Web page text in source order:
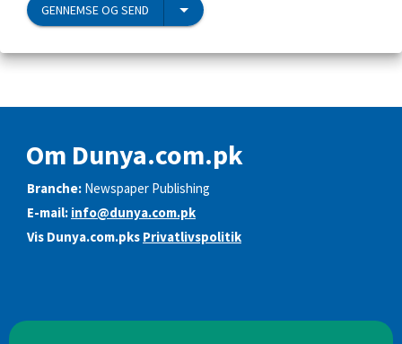
GENNEMSE OG SEND
Om Dunya.com.pk
Branche: Newspaper Publishing
E-mail: info@dunya.com.pk
Vis Dunya.com.pks Privatlivspolitik